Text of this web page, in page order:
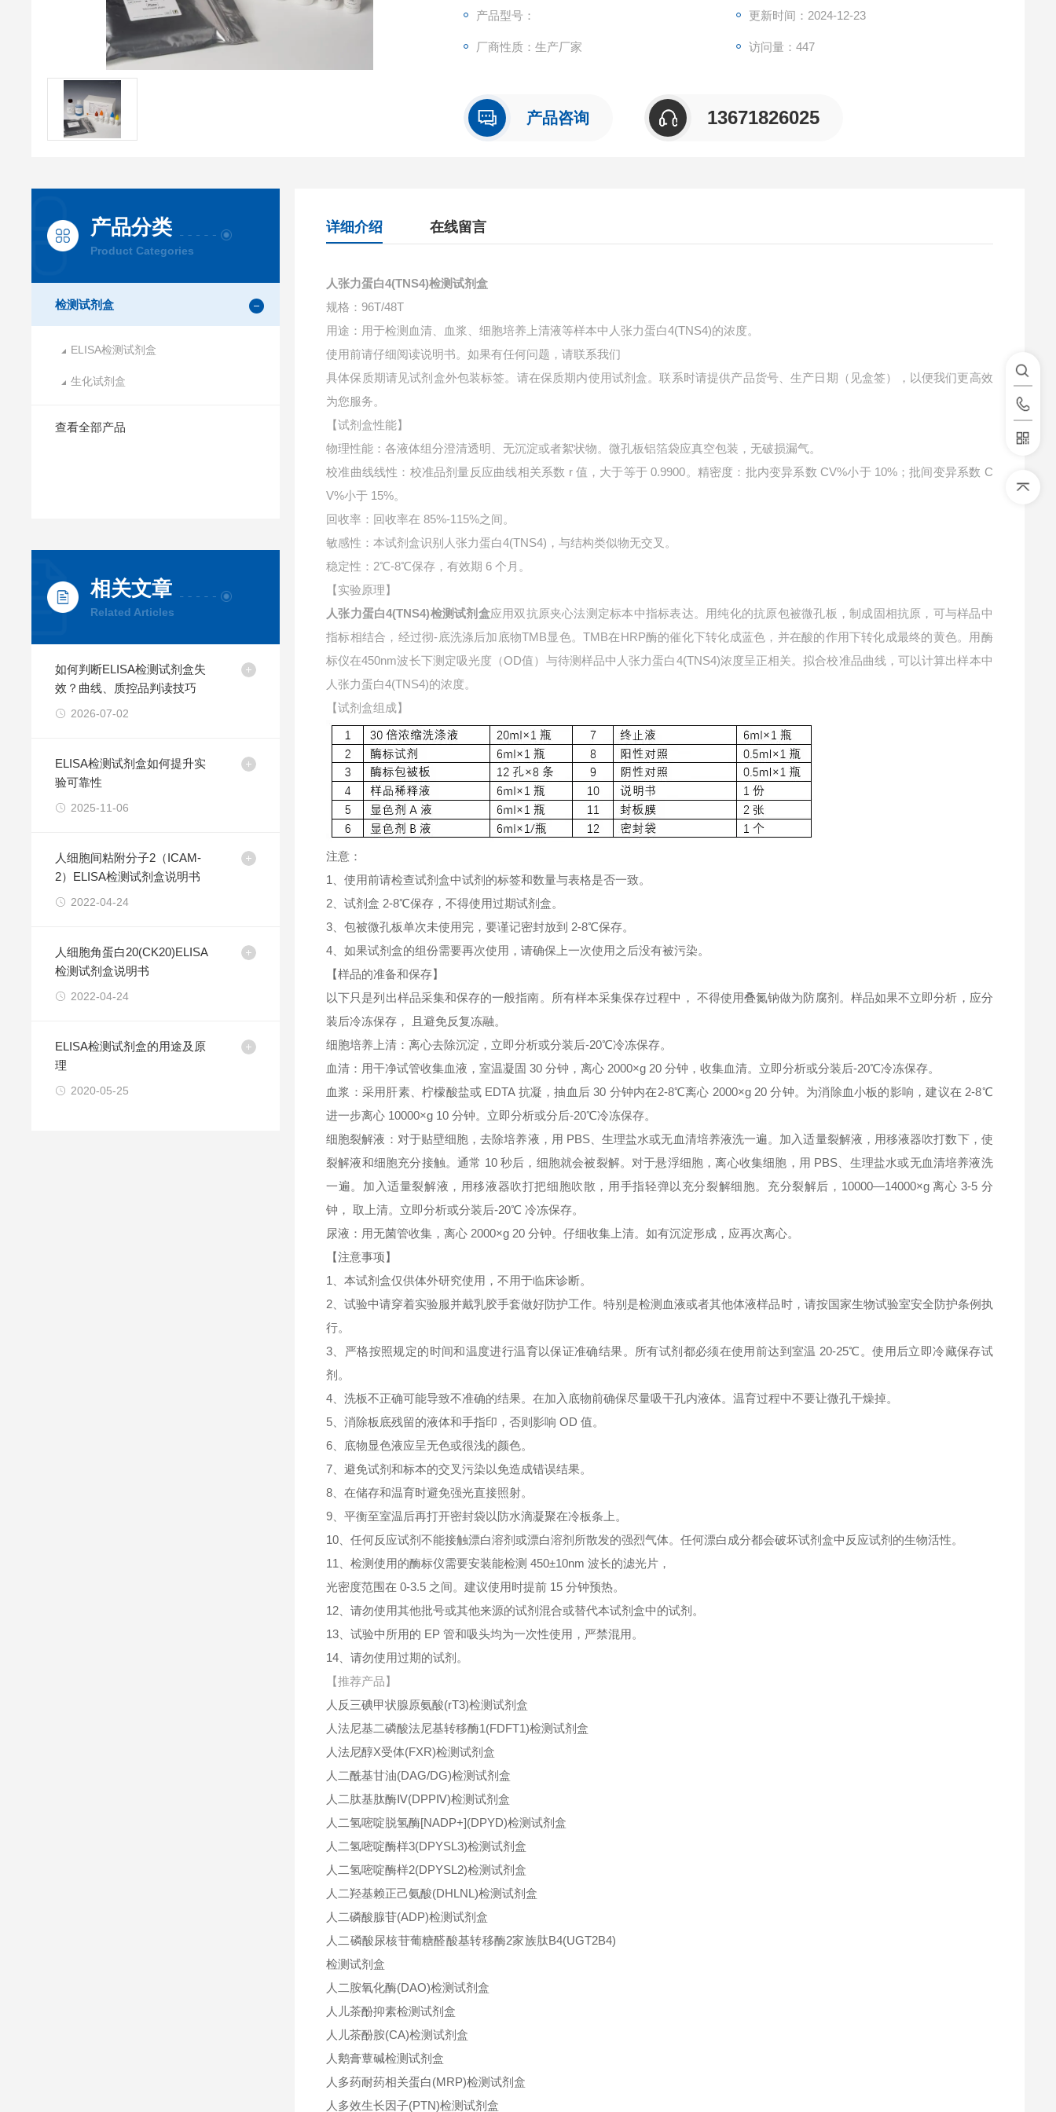
产品型号： 更新时间：2024-12-23
厂商性质：生产厂家 访问量：447
产品咨询 13671826025
产品分类
Product Categories
检测试剂盒
ELISA检测试剂盒
生化试剂盒
查看全部产品
相关文章
Related Articles
如何判断ELISA检测试剂盒失
效？曲线、质控品判读技巧
2026-07-02
ELISA检测试剂盒如何提升实
验可靠性
2025-11-06
人细胞间粘附分子2（ICAM-
2）ELISA检测试剂盒说明书
2022-04-24
人细胞角蛋白20(CK20)ELISA
检测试剂盒说明书
2022-04-24
ELISA检测试剂盒的用途及原
理
2020-05-25
详细介绍 在线留言
人张力蛋白4(TNS4)检测试剂盒
规格：96T/48T
用途：用于检测血清、血浆、细胞培养上清液等样本中 人张力蛋白4(TNS4)的浓度。
使用前请仔细阅读说明书。如果有任何问题，请联系我们
具体保质期请见试剂盒外包装标签。请在保质期内使用试剂盒。联系时请提供产品货号、生产日期（见盒签），以便我们更高效
为您服务。
【试剂盒性能】
物理性能：各液体组分澄清透明、无沉淀或者絮状物。微孔板铝箔袋应真空包装，无破损漏气。
校准曲线线性：校准品剂量反应曲线相关系数 r 值，大于等于 0.9900。精密度：批内变异系数 CV%小于 10%；批间变异系数 C
V%小于 15%。
回收率：回收率在 85%-115%之间。
敏感性：本试剂盒识别人张力蛋白4(TNS4)，与结构类似物无交叉。
稳定性：2℃-8℃保存，有效期 6 个月。
【实验原理】
人张力蛋白4(TNS4)检测试剂盒应用双抗原夹心法测定标本中指标表达。用纯化的抗原包被微孔板，制成固相抗原，可与样品中
指标相结合，经过彻-底洗涤后加底物TMB显色。TMB在HRP酶的催化下转化成蓝色，并在酸的作用下转化成最终的黄色。用酶
标仪在450nm波长下测定吸光度（OD值）与待测样品中 人张力蛋白4(TNS4)浓度呈正相关。拟合校准品曲线，可以计算出样本中
人张力蛋白4(TNS4)的浓度。
【试剂盒组成】
注意：
1、使用前请检查试剂盒中试剂的标签和数量与表格是否一致。
2、试剂盒 2-8℃保存，不得使用过期试剂盒。
3、包被微孔板单次未使用完，要谨记密封放到 2-8℃保存。
4、如果试剂盒的组份需要再次使用，请确保上一次使用之后没有被污染。
【样品的准备和保存】
以下只是列出样品采集和保存的一般指南。所有样本采集保存过程中， 不得使用叠氮钠做为防腐剂。样品如果不立即分析，应分
装后冷冻保存， 且避免反复冻融。
细胞培养上清：离心去除沉淀，立即分析或分装后-20℃冷冻保存。
血清：用干净试管收集血液，室温凝固 30 分钟，离心 2000×g 20 分钟，收集血清。立即分析或分装后-20℃冷冻保存。
血浆：采用肝素、柠檬酸盐或 EDTA 抗凝，抽血后 30 分钟内在2-8℃离心 2000×g 20 分钟。为消除血小板的影响，建议在 2-8℃
进一步离心 10000×g 10 分钟。立即分析或分后-20℃冷冻保存。
细胞裂解液：对于贴壁细胞，去除培养液，用 PBS、生理盐水或无血清培养液洗一遍。加入适量裂解液，用移液器吹打数下，使
裂解液和细胞充分接触。通常 10 秒后，细胞就会被裂解。对于悬浮细胞，离心收集细胞，用 PBS、生理盐水或无血清培养液洗
一遍。加入适量裂解液，用移液器吹打把细胞吹散，用手指轻弹以充分裂解细胞。充分裂解后，10000—14000×g 离心 3-5 分
钟， 取上清。立即分析或分装后-20℃ 冷冻保存。
尿液：用无菌管收集，离心 2000×g 20 分钟。仔细收集上清。如有沉淀形成，应再次离心。
【注意事项】
1、本试剂盒仅供体外研究使用，不用于临床诊断。
2、试验中请穿着实验服并戴乳胶手套做好防护工作。特别是检测血液或者其他体液样品时，请按国家生物试验室安全防护条例执
行。
3、严格按照规定的时间和温度进行温育以保证准确结果。所有试剂都必须在使用前达到室温 20-25℃。使用后立即冷藏保存试
剂。
4、洗板不正确可能导致不准确的结果。在加入底物前确保尽量吸干孔内液体。温育过程中不要让微孔干燥掉。
5、消除板底残留的液体和手指印，否则影响 OD 值。
6、底物显色液应呈无色或很浅的颜色。
7、避免试剂和标本的交叉污染以免造成错误结果。
8、在储存和温育时避免强光直接照射。
9、平衡至室温后再打开密封袋以防水滴凝聚在冷板条上。
10、任何反应试剂不能接触漂白溶剂或漂白溶剂所散发的强烈气体。任何漂白成分都会破坏试剂盒中反应试剂的生物活性。
11、检测使用的酶标仪需要安装能检测 450±10nm 波长的滤光片，
光密度范围在 0-3.5 之间。建议使用时提前 15 分钟预热。
12、请勿使用其他批号或其他来源的试剂混合或替代本试剂盒中的试剂。
13、试验中所用的 EP 管和吸头均为一次性使用，严禁混用。
14、请勿使用过期的试剂。
【推荐产品】
人反三碘甲状腺原氨酸(rT3)检测试剂盒
人法尼基二磷酸法尼基转移酶1(FDFT1)检测试剂盒
人法尼醇X受体(FXR)检测试剂盒
人二酰基甘油(DAG/DG)检测试剂盒
人二肽基肽酶Ⅳ(DPPⅣ)检测试剂盒
人二氢嘧啶脱氢酶[NADP+](DPYD)检测试剂盒
人二氢嘧啶酶样3(DPYSL3)检测试剂盒
人二氢嘧啶酶样2(DPYSL2)检测试剂盒
人二羟基赖正己氨酸(DHLNL)检测试剂盒
人二磷酸腺苷(ADP)检测试剂盒
人二磷酸尿核苷葡糖醛酸基转移酶2家族肽B4(UGT2B4)
检测试剂盒
人二胺氧化酶(DAO)检测试剂盒
人儿茶酚抑素检测试剂盒
人儿茶酚胺(CA)检测试剂盒
人鹅膏蕈碱检测试剂盒
人多药耐药相关蛋白(MRP)检测试剂盒
人多效生长因子(PTN)检测试剂盒